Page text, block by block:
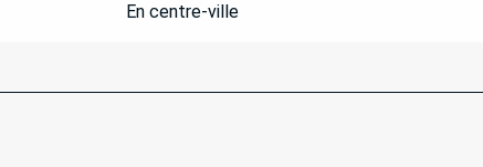
En centre-ville